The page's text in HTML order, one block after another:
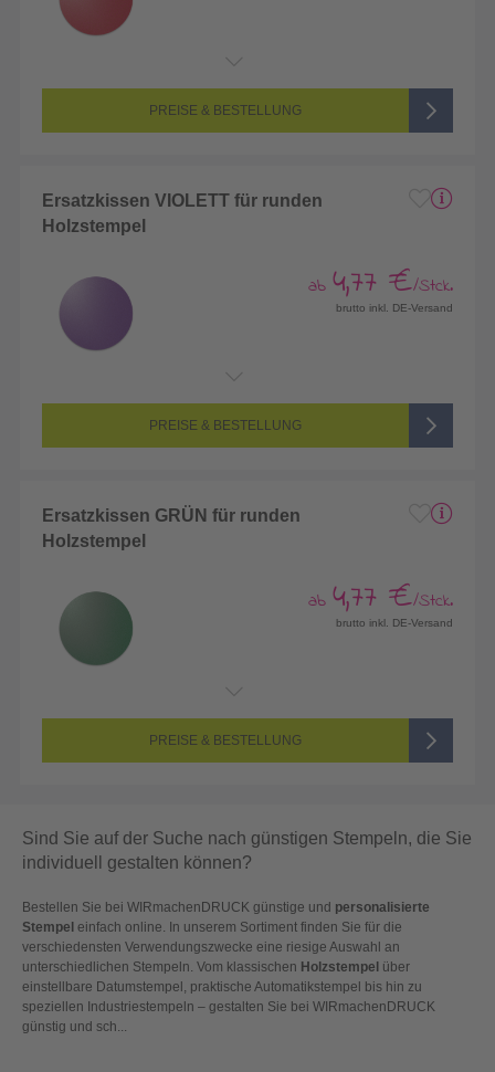
PREISE & BESTELLUNG
Ersatzkissen VIOLETT für runden
Holzstempel
ab 4,77 €/Stck.
brutto inkl. DE-Versand
PREISE & BESTELLUNG
Ersatzkissen GRÜN für runden
Holzstempel
ab 4,77 €/Stck.
brutto inkl. DE-Versand
PREISE & BESTELLUNG
Sind Sie auf der Suche nach günstigen Stempeln, die Sie
individuell gestalten können?
Bestellen Sie bei WIRmachenDRUCK günstige und personalisierte
Stempel einfach online. In unserem Sortiment finden Sie für die
verschiedensten Verwendungszwecke eine riesige Auswahl an
unterschiedlichen Stempeln. Vom klassischen Holzstempel über
einstellbare Datumstempel, praktische Automatikstempel bis hin zu
speziellen Industriestempeln – gestalten Sie bei WIRmachenDRUCK
günstig und sch...